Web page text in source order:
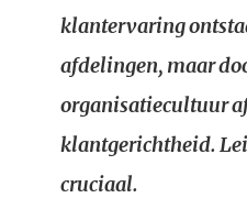
klantervaring
afdelingen, maar
organisatiecultuur
klantgerichtheid.
cruciaal.